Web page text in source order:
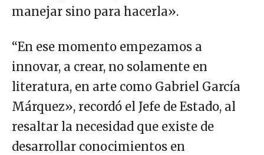
manejar sino para hacerla».
“En ese momento empezamos a
innovar, a crear, no solamente en
literatura, en arte como Gabriel García
Márquez», recordó el Jefe de Estado, al
resaltar la necesidad que existe de
desarrollar conocimientos en